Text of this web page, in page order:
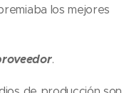
los mejores
.